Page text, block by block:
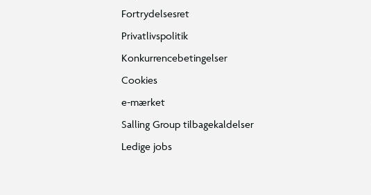
Fortrydelsesret
Privatlivspolitik
Konkurrencebetingelser
Cookies
e-mærket
Salling Group tilbagekaldelser
Ledige jobs